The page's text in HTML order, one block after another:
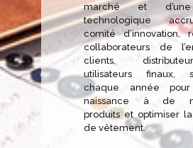
marché et
technologique
comité d’innovation,
collaborateurs de
clients,
utilisateurs finaux,
chaque année
naissance à de
produits et optimiser
de vêtement.